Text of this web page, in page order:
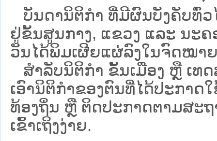
ບັນດານິຕິກໍາ ທີ່ມີຜົນບັງຄັບທົ່ວ
ຢູ່ຂັ້ນ​ສູນ​ກາງ, ແຂວງ ແລະ ນ
ວັນໄດ້ພິມເຜີຍແຜ່ລົງໃນຈົດໝາ
ສຳລັບນິ​ຕິ​ກຳ ຂັ້ນເມືອງ ຫຼື ເທ
ເອົານິຕິກຳຂອງຕົນທີ່ໄດ້ປະກາ
ທ້ອງຖິ່ນ ຫຼື ຕິດປະກາດຕາມສະ
ເຂົ້າເຖິງງ່າຍ.